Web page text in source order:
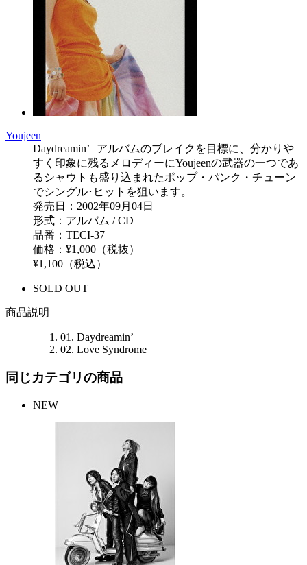
Youjeen
Daydreamin’ | アルバムのブレイクを目標に、分かりや
すく印象に残るメロディーにYoujeenの武器の一つであ
るシャウトも盛り込まれたポップ・パンク・チューン
でシングル･ヒットを狙います。
発売日：2002年09月04日
形式：アルバム / CD
品番：TECI-37
価格：¥1,000（税抜）
¥1,100（税込）
SOLD OUT
商品説明
01. Daydreamin’
02. Love Syndrome
同じカテゴリの商品
NEW